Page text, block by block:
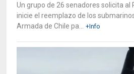
Un grupo de 26 senadores solicita al
inicie el reemplazo de los
Armada de Chile pa...
+Info